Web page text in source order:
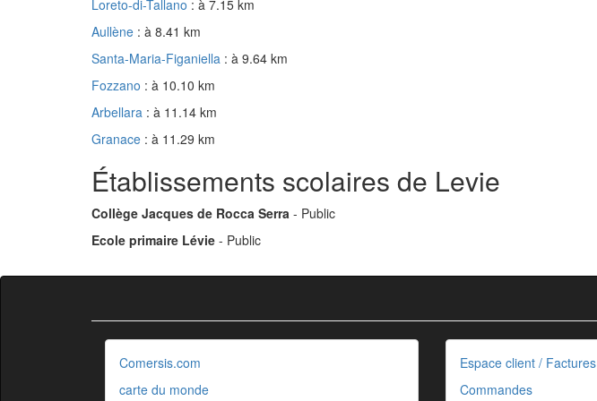
Loreto-di-Tallano : à 7.15 km
Aullène : à 8.41 km
Santa-Maria-Figaniella : à 9.64 km
Fozzano : à 10.10 km
Arbellara : à 11.14 km
Granace : à 11.29 km
Établissements scolaires de Levie
Collège Jacques de Rocca Serra - Public
Ecole primaire Lévie - Public
Comersis.com
carte du monde
Espace client / Factures
Commandes